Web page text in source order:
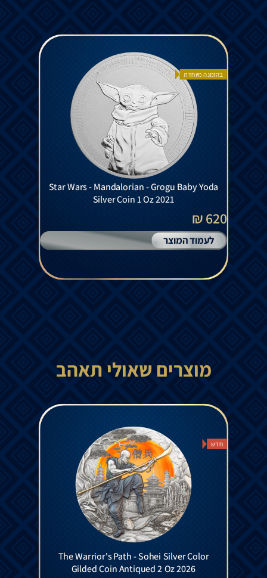
בהזמנה מיוחדת
Star Wars - Mandalorian - Grogu Baby Yoda
Silver Coin 1 Oz 2021
620 ₪
לעמוד המוצר
מוצרים שאולי תאהב
חדש
The Warrior's Path - Sohei Silver Color
Gilded Coin Antiqued 2 Oz 2026